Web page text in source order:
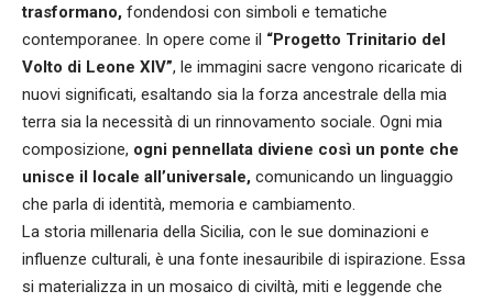
trasformano, fondendosi con simboli e tematiche
contemporanee. In opere come il “Progetto Trinitario del
Volto di Leone XIV”, le immagini sacre vengono ricaricate di
nuovi significati, esaltando sia la forza ancestrale della mia
terra sia la necessità di un rinnovamento sociale. Ogni mia
composizione, ogni pennellata diviene così un ponte che
unisce il locale all’universale, comunicando un linguaggio
che parla di identità, memoria e cambiamento.
La storia millenaria della Sicilia, con le sue dominazioni e
influenze culturali, è una fonte inesauribile di ispirazione. Essa
si materializza in un mosaico di civiltà, miti e leggende che